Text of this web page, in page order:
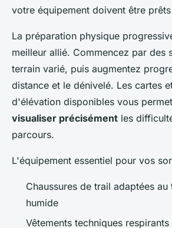
votre équipement doivent être
La préparation physique
meilleur allié. Commencez par des
terrain varié, puis augmentez
distance et le dénivelé. Les cartes
d'élévation disponibles vous
visualiser précisément les
parcours.
L'équipement essentiel pour vos
Chaussures de trail adaptées
humide
Vêtements techniques